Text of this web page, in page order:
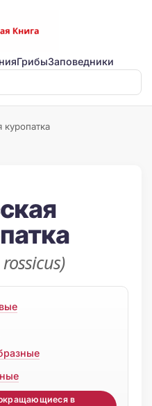
ГрибыЗаповедники
в